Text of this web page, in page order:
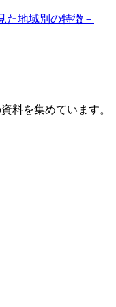
た地域別の特徴－
料を集めています。